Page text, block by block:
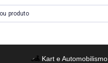
Kart e Automobilismo